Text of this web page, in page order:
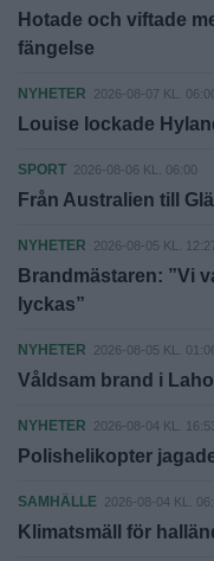
Hotade och viftade
fängelse
NYHETER 2026-08-07 KL. 06:00
Louise lockade
SPORT 2026-08-06 KL. 06:00
Från Australien till
NYHETER 2026-08-05 KL.
Brandmästaren: ”Vi
lyckas”
NYHETER 2026-08-05 KL. 01:06
Våldsam brand i
NYHETER 2026-08-04 KL. 16:53
Polishelikopter
SAMHÄLLE 2026-08-04 KL.
Klimatsmäll för